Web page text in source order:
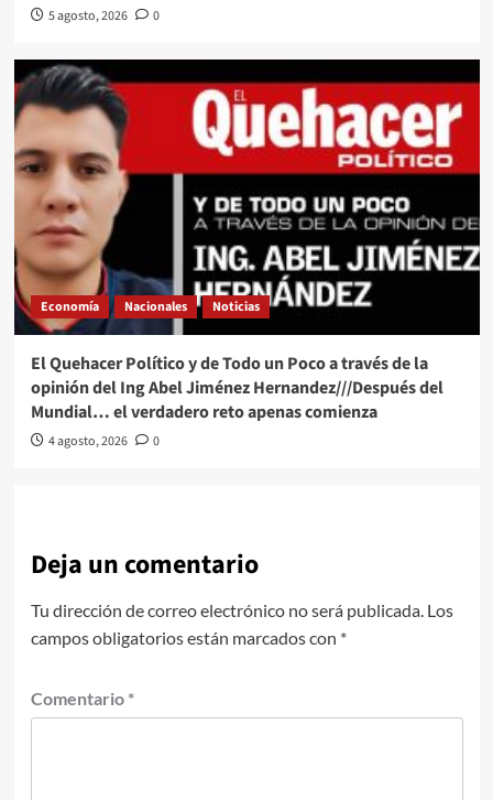
5 agosto, 2026 0
Economía Nacionales Noticias
El Quehacer Político y de Todo un Poco a través de la
opinión del Ing Abel Jiménez Hernandez///Después del
Mundial… el verdadero reto apenas comienza
4 agosto, 2026 0
Deja un comentario
Tu dirección de correo electrónico no será publicada. Los
campos obligatorios están marcados con *
Comentario *